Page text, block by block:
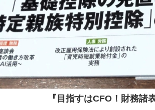
『目指すはCFO！財務